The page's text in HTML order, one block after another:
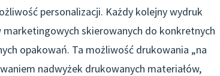
personalizacji. Każdy kolejny wydruk
skierowanych do konkretnych
opakowań. Ta możliwość drukowania „na
nadwyżek drukowanych materiałów,